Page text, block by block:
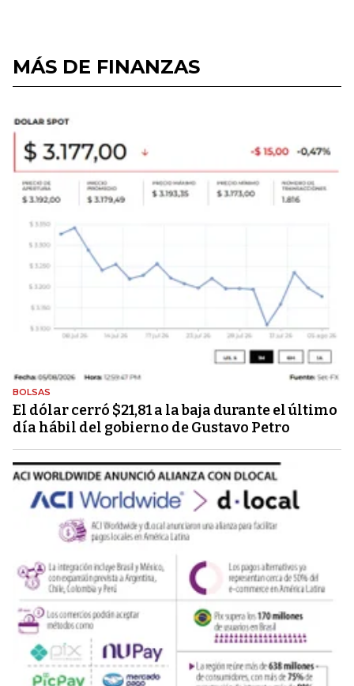
MÁS DE FINANZAS
BOLSAS
El dólar cerró $21,81 a la baja durante el último
día hábil del gobierno de Gustavo Petro